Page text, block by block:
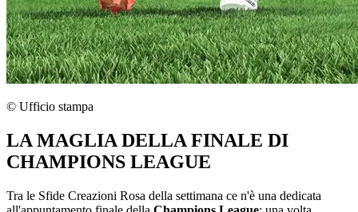
© Ufficio stampa
LA MAGLIA DELLA FINALE DI
CHAMPIONS LEAGUE
Tra le Sfide Creazioni Rosa della settimana ce n'è una dedicata